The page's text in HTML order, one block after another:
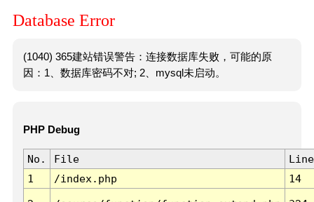
Database Error
(1040) 365建站错误警告：连接数据库失败，可能的原
因：1、数据库密码不对; 2、mysql未启动。
PHP Debug
No. File
Line
1
/index.php 14